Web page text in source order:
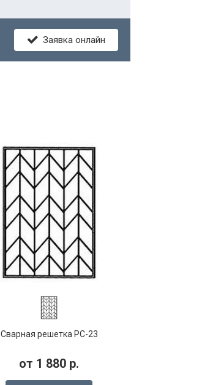
Заявка онлайн
Сварная решетка РС-23
от 1 880 р.